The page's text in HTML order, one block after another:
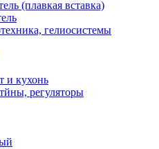
(плавкая вставка)
гелиосистемы
и кухонь
регуляторы